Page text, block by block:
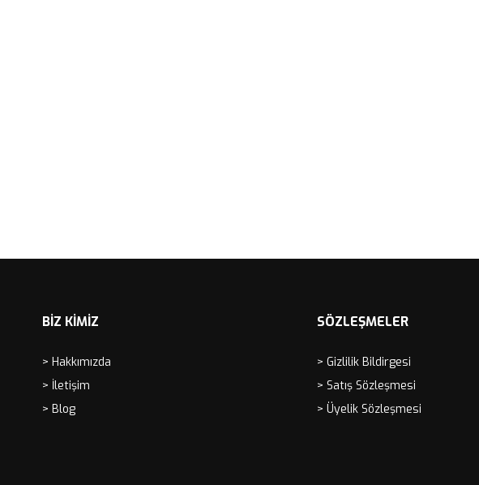
BİZ KİMİZ
> Hakkımızda
> İletişim
> Blog
SÖZLEŞMELER
> Gizlilik Bildirgesi
> Satış Sözleşmesi
> Üyelik Sözleşmesi